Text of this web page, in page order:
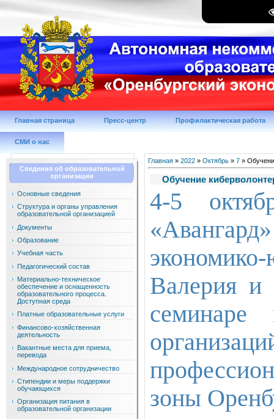
Главная страница Пресс-центр Профилактическая работа
СМИ о нас
Сведения об образовательной
организации
Основные сведения
Структура и органы управления
образовательной организацией
Документы
Образование
Учебная часть
Педагогический состав
Материально-техническое
обеспечение и оснащенность
образовательного процесса.
Доступная среда
Платные образовательные услуги
Финансово-хозяйственная
деятельность
Вакантные места для приема,
перевода
Международное сотрудничество
Стипендии и меры поддержки
обучающихся
Организация питания в
образовательной организации
Главная » 2022 » Октябрь » 7 »
Обучение
4-5
Валерия и
семинаре
зоны